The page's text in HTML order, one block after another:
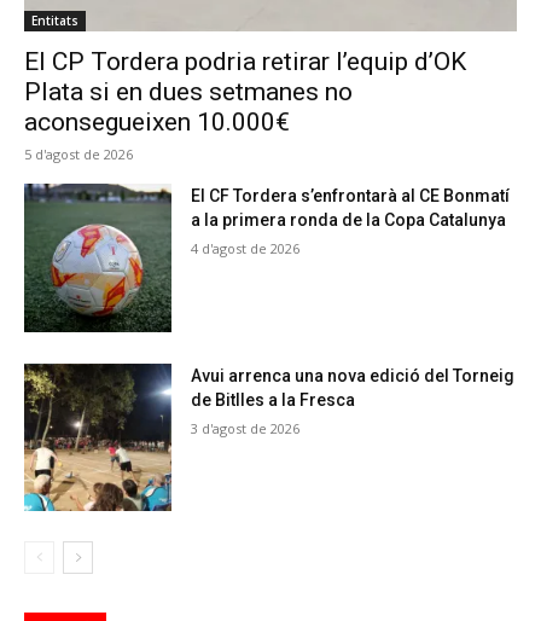
Entitats
El CP Tordera podria retirar l’equip d’OK
Plata si en dues setmanes no
aconsegueixen 10.000€
5 d'agost de 2026
El CF Tordera s’enfrontarà al CE Bonmatí
a la primera ronda de la Copa Catalunya
4 d'agost de 2026
Avui arrenca una nova edició del Torneig
de Bitlles a la Fresca
3 d'agost de 2026